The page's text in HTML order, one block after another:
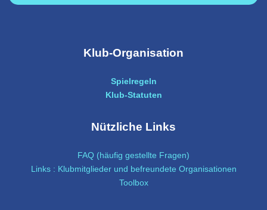
Klub-Organisation
Spielregeln
Klub-Statuten
Nützliche Links
FAQ (häufig gestellte Fragen)
Links : Klubmitglieder und befreundete Organisationen
Toolbox